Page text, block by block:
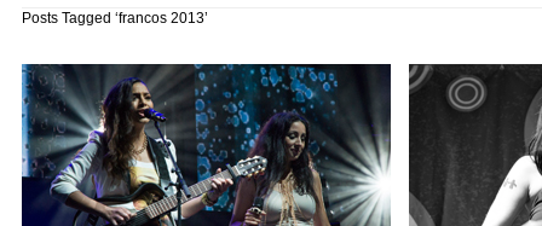
Posts Tagged ‘francos 2013’